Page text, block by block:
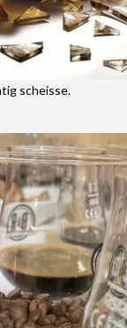
scheisse.